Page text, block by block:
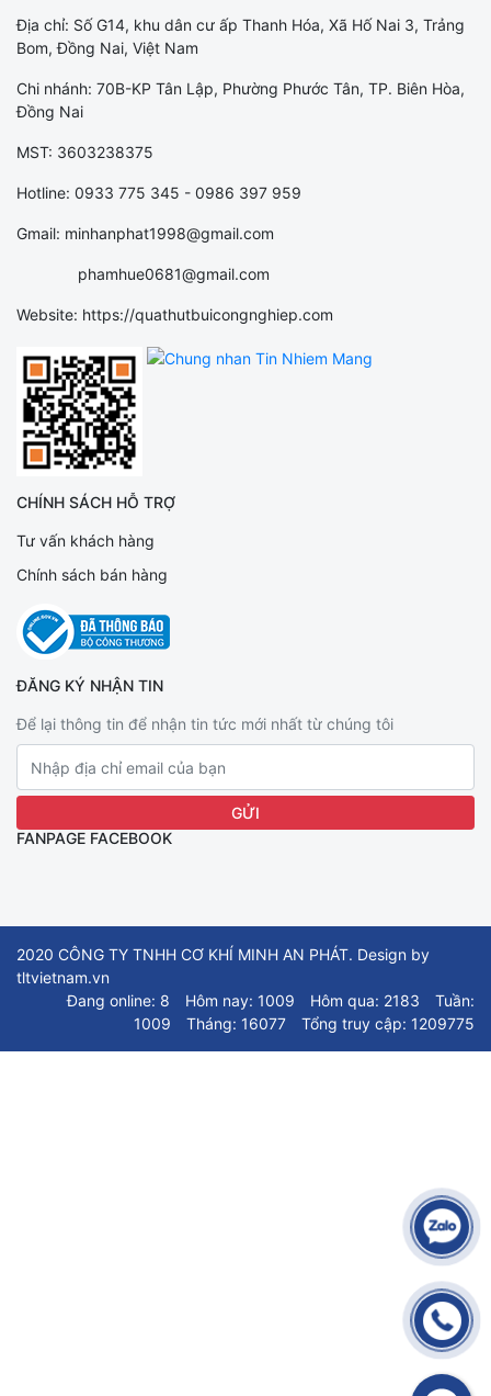
Địa chỉ: Số G14, khu dân cư ấp Thanh Hóa, Xã Hố Nai 3, Trảng
Bom, Đồng Nai, Việt Nam
Chi nhánh: 70B-KP Tân Lập, Phường Phước Tân, TP. Biên Hòa,
Đồng Nai
MST: 3603238375
Hotline: 0933 775 345 - 0986 397 959
Gmail: minhanphat1998@gmail.com
phamhue0681@gmail.com
Website: https://quathutbuicongnghiep.com
CHÍNH SÁCH HỖ TRỢ
Tư vấn khách hàng
Chính sách bán hàng
ĐĂNG KÝ NHẬN TIN
Để lại thông tin để nhận tin tức mới nhất từ chúng tôi
FANPAGE FACEBOOK
2020 CÔNG TY TNHH CƠ KHÍ MINH AN PHÁT. Design by
tltvietnam.vn
Đang online: 8
Hôm nay: 1009 Hôm qua: 2183
Tuần:
1009
Tháng: 16077 Tổng truy cập: 1209775